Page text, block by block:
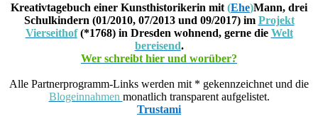
Kreativtagebuch einer Kunsthistorikerin mit (Ehe)Mann, drei
Schulkindern (01/2010, 07/2013 und 09/2017) im Projekt
Vierseithof(*1768) in Dresden wohnend, gerne die Welt
bereisend.
Wer schreibt hier und worüber?
Alle Partnerprogramm-Links werden mit * gekennzeichnet und die
Blogeinnahmen monatlich transparent aufgelistet.
Trustami